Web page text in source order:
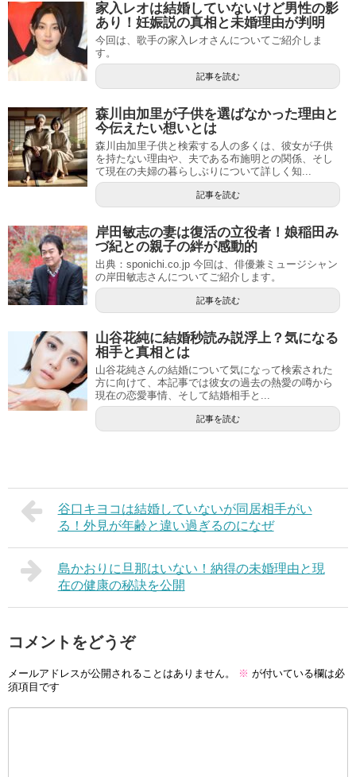
家入レオは結婚していないけど男性の影
あり！妊娠説の真相と未婚理由が判明
今回は、歌手の家入レオさんについてご紹介しま
す。
記事を読む
森川由加里が子供を選ばなかった理由と
今伝えたい想いとは
森川由加里子供と検索する人の多くは、彼女が子供
を持たない理由や、夫である布施明との関係、そし
て現在の夫婦の暮らしぶりについて詳しく知...
記事を読む
岸田敏志の妻は復活の立役者！娘稲田み
づ紀との親子の絆が感動的
出典：sponichi.co.jp 今回は、俳優兼ミュージシャン
の岸田敏志さんについてご紹介します。
記事を読む
山谷花純に結婚秒読み説浮上？気になる
相手と真相とは
山谷花純さんの結婚について気になって検索された
方に向けて、本記事では彼女の過去の熱愛の噂から
現在の恋愛事情、そして結婚相手と...
記事を読む
谷口キヨコは結婚していないが同居相手がい
る！外見が年齢と違い過ぎるのになぜ
島かおりに旦那はいない！納得の未婚理由と現
在の健康の秘訣を公開
コメントをどうぞ
メールアドレスが公開されることはありません。 ※ が付いている欄は必
須項目です